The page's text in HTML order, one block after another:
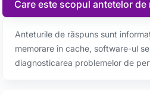
Care este scopul antetelor de
Anteturile de răspuns sunt
memorare în cache, software-ul
diagnosticarea problemelor de